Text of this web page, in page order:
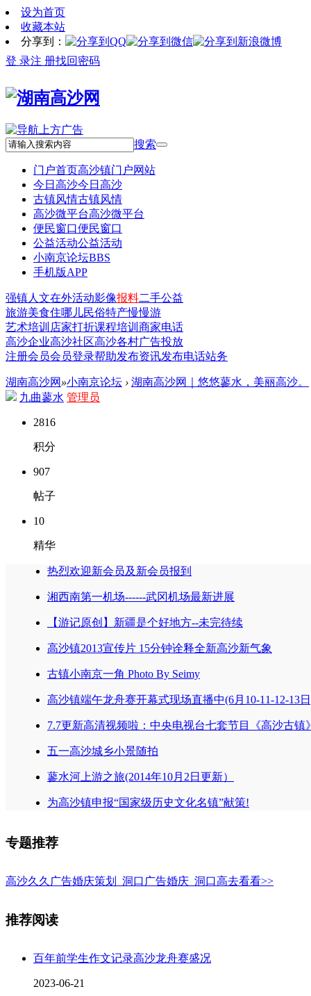
设为首页
收藏本站
分享到：
登 录注 册找回密码
搜索
门户首页高沙镇门户网站
今日高沙今日高沙
古镇风情古镇风情
高沙微平台高沙微平台
便民窗口便民窗口
公益活动公益活动
小南京论坛BBS
手机版APP
强镇人文在外活动影像报料二手公益
旅游美食住哪儿民俗特产慢慢游
艺术培训 店家打折课程培训 商家电话
高沙企业高沙社区高沙各村广告投放
注册会员会员登录帮助发布资讯发布电话站务
湖南高沙网 »小南京论坛 › 湖南高沙网｜悠悠蓼水，美丽高沙。
九曲蓼水 管理员
2816
积分
907
帖子
10
精华
热烈欢迎新会员及新会员报到
湘西南第一机场------武冈机场最新进展
【游记原创】新疆是个好地方--未完待续
高沙镇2013宣传片 15分钟诠释全新高沙新气象
古镇小南京一角 Photo By Seimy
高沙镇端午龙舟赛开幕式现场直播中(6月10-11-12-13
7.7更新高清视频啦：中央电视台七套节目《高沙古镇
五一高沙城乡小景随拍
蓼水河上游之旅(2014年10月2日更新）
为高沙镇申报“国家级历史文化名镇”献策!
专题推荐
高沙久久广告婚庆策划_洞口广告婚庆_洞口高去看看>>
推荐阅读
百年前学生作文记录高沙龙舟赛盛况
2023-06-21